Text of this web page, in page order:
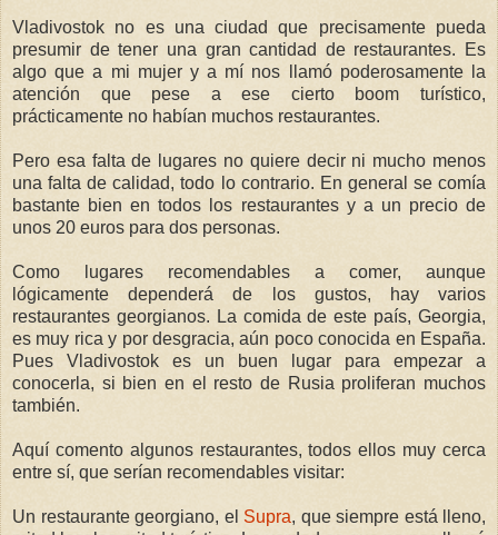
Vladivostok no es una ciudad que precisamente pueda
presumir de tener una gran cantidad de restaurantes. Es
algo que a mi mujer y a mí nos llamó poderosamente la
atención que pese a ese cierto boom turístico,
prácticamente no habían muchos restaurantes.
Pero esa falta de lugares no quiere decir ni mucho menos
una falta de calidad, todo lo contrario. En general se comía
bastante bien en todos los restaurantes y a un precio de
unos 20 euros para dos personas.
Como lugares recomendables a comer, aunque
lógicamente dependerá de los gustos, hay varios
restaurantes georgianos. La comida de este país, Georgia,
es muy rica y por desgracia, aún poco conocida en España.
Pues Vladivostok es un buen lugar para empezar a
conocerla, si bien en el resto de Rusia proliferan muchos
también.
Aquí comento algunos restaurantes, todos ellos muy cerca
entre sí, que serían recomendables visitar:
Un restaurante georgiano, el Supra, que siempre está lleno,